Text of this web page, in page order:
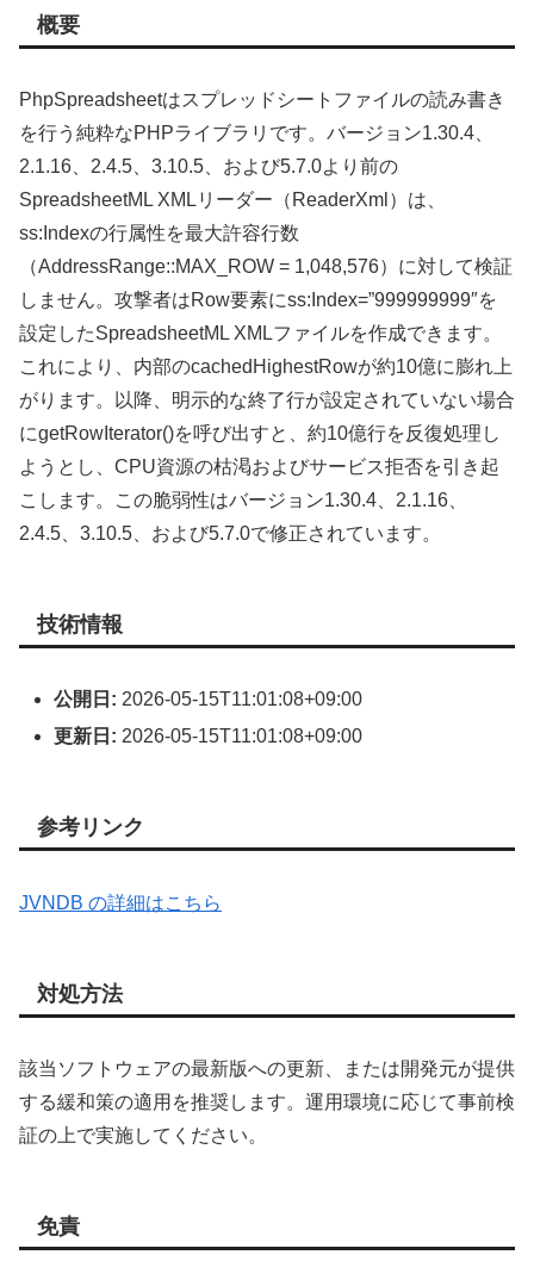
概要
PhpSpreadsheetはスプレッドシートファイルの読み書き
を行う純粋なPHPライブラリです。バージョン1.30.4、
2.1.16、2.4.5、3.10.5、および5.7.0より前の
SpreadsheetML XMLリーダー（ReaderXml）は、
ss:Indexの行属性を最大許容行数
（AddressRange::MAX_ROW = 1,048,576）に対して検証
しません。攻撃者はRow要素にss:Index=”999999999″を
設定したSpreadsheetML XMLファイルを作成できます。
これにより、内部のcachedHighestRowが約10億に膨れ上
がります。以降、明示的な終了行が設定されていない場合
にgetRowIterator()を呼び出すと、約10億行を反復処理し
ようとし、CPU資源の枯渇およびサービス拒否を引き起
こします。この脆弱性はバージョン1.30.4、2.1.16、
2.4.5、3.10.5、および5.7.0で修正されています。
技術情報
公開日: 2026-05-15T11:01:08+09:00
更新日: 2026-05-15T11:01:08+09:00
参考リンク
JVNDB の詳細はこちら
対処方法
該当ソフトウェアの最新版への更新、または開発元が提供
する緩和策の適用を推奨します。運用環境に応じて事前検
証の上で実施してください。
免責